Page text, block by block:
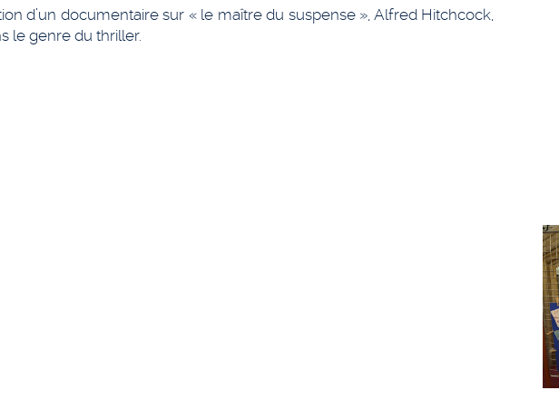
d’un documentaire sur « le maître du suspense », Alfred Hitchcock,
le genre du thriller.